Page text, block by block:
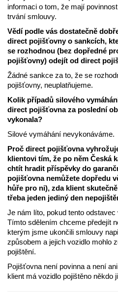
informaci o tom, že mají
trvání smlouvy.
Vědí podle vás dostatečně
direct pojišťovny o sankcích,
se rozhodnou (bez dopředné
pojišťovny) odejít od direct
Žádné sankce za to, že se
pojišťovny, neuplatňujeme.
Kolik případů silového
direct pojišťovna za poslední
vykonala?
Silové vymáhání nevykonáváme.
Proč direct pojišťovna
klientovi tím, že po něm Česká
chtít hradit příspěvky do
pojišťovna nemůžete dopředu
hůře pro ni), zda klient
třeba jeden jediný den
Je nám líto, pokud tento
Tímto sdělením chceme předejít
kterým jsme ukončili smlouvy
způsobem a jejich vozidlo mohlo
pojištění.
Pojišťovna není povinna a není
klient má vozidlo pojištěno někdo